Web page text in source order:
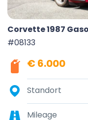
Corvette 1987
#08133
€ 6.000
Standort
Mileage